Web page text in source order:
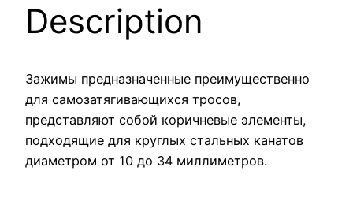
Description
Зажимы предназначенные преимущественно
для самозатягивающихся тросов,
представляют собой коричневые элементы,
подходящие для круглых стальных канатов
диаметром от 10 до 34 миллиметров.